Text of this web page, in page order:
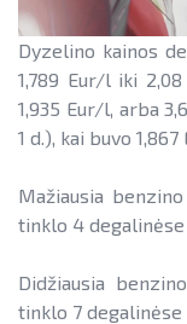
Dyzelino kainos
1,789 Eur/l iki
1,935 Eur/l, arba
1 d.), kai buvo 1,867
Mažiausia
tinklo 4 degalinėse
Didžiausia
tinklo 7 degalinėse